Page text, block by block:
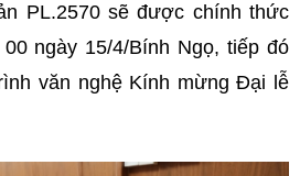
PL.2570 sẽ được chính thức
ngày 15/4/Bính Ngọ, tiếp đó
văn nghệ Kính mừng Đại lễ